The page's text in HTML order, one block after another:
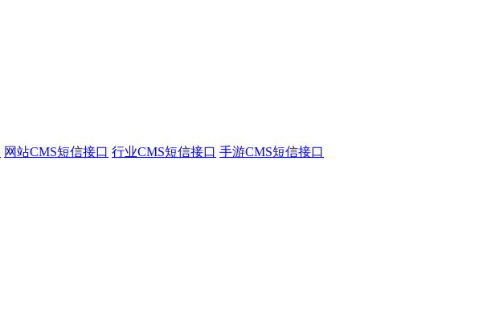
网站CMS短信接口 行业CMS短信接口 手游CMS短信接口